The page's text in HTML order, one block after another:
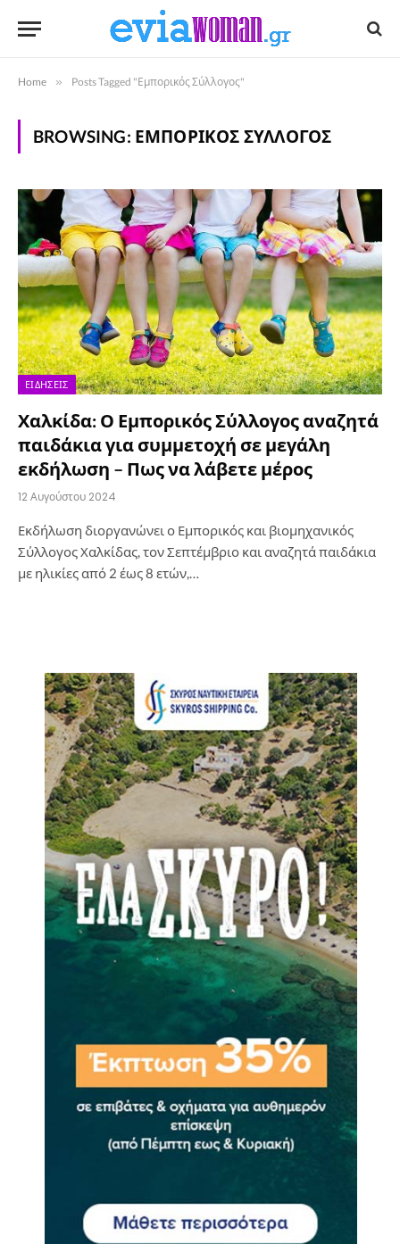
Home » Posts Tagged "Εμπορικός Σύλλογος"
BROWSING: ΕΜΠΟΡΙΚΌΣ ΣΎΛΛΟΓΟΣ
ΕΙΔΉΣΕΙΣ
Χαλκίδα: Ο Εμπορικός Σύλλογος αναζητά
παιδάκια για συμμετοχή σε μεγάλη
εκδήλωση – Πως να λάβετε μέρος
12 Αυγούστου 2024
Εκδήλωση διοργανώνει ο Εμπορικός και βιομηχανικός
Σύλλογος Χαλκίδας, τον Σεπτέμβριο και αναζητά παιδάκια
με ηλικίες από 2 έως 8 ετών,…